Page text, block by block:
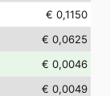
€ 0,1150
€ 0,0625
€ 0,0046
€ 0,0049